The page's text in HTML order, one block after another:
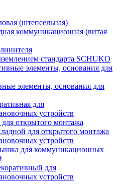
(штепсельная)
коммуникационная (витая
стандарта SCHUKO
элементы, основания для
для
устройств
открытого монтажа
для открытого монтажа
устройств
для коммуникационных
для
устройств